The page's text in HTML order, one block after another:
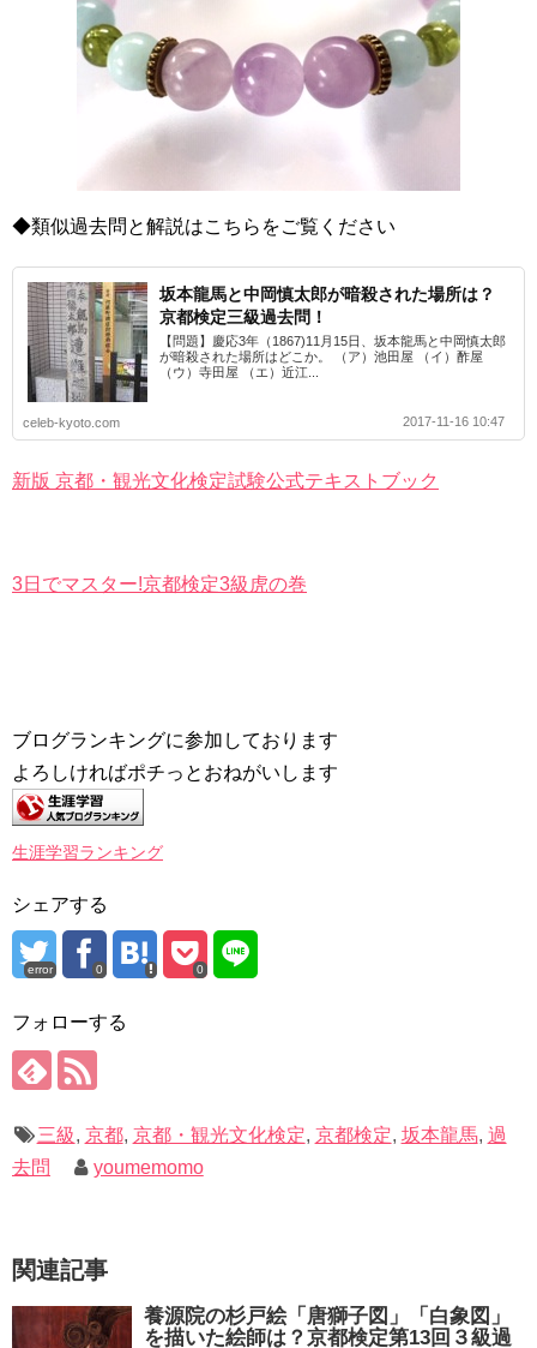
◆類似過去問と解説はこちらをご覧ください
坂本龍馬と中岡慎太郎が暗殺された場所は？
京都検定三級過去問！
【問題】慶応3年（1867)11月15日、坂本龍馬と中岡慎太郎
が暗殺された場所はどこか。 （ア）池田屋 （イ）酢屋
（ウ）寺田屋 （エ）近江...
celeb-kyoto.com 2017-11-16 10:47
新版 京都・観光文化検定試験公式テキストブック
3日でマスター!京都検定3級虎の巻
ブログランキングに参加しております
よろしければポチっとおねがいします
生涯学習ランキング
シェアする
error 0 0
フォローする
三級, 京都, 京都・観光文化検定, 京都検定, 坂本龍馬, 過
去問
youmemomo
関連記事
養源院の杉戸絵「唐獅子図」「白象図」
を描いた絵師は？京都検定第13回３級過